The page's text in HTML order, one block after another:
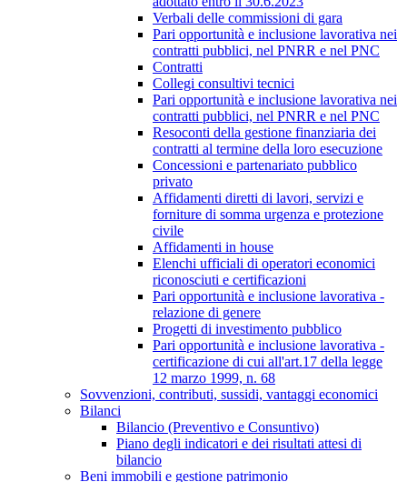
Verbali delle commissioni di gara
Pari opportunità e inclusione lavorativa nei
contratti pubblici, nel PNRR e nel PNC
Contratti
Collegi consultivi tecnici
Pari opportunità e inclusione lavorativa nei
contratti pubblici, nel PNRR e nel PNC
Resoconti della gestione finanziaria dei
contratti al termine della loro esecuzione
Concessioni e partenariato pubblico
privato
Affidamenti diretti di lavori, servizi e
forniture di somma urgenza e protezione
civile
Affidamenti in house
Elenchi ufficiali di operatori economici
riconosciuti e certificazioni
Pari opportunità e inclusione lavorativa -
relazione di genere
Progetti di investimento pubblico
Pari opportunità e inclusione lavorativa -
certificazione di cui all'art.17 della legge
12 marzo 1999, n. 68
Sovvenzioni, contributi, sussidi, vantaggi economici
Bilanci
Bilancio (Preventivo e Consuntivo)
Piano degli indicatori e dei risultati attesi di
bilancio
Beni immobili e gestione patrimonio